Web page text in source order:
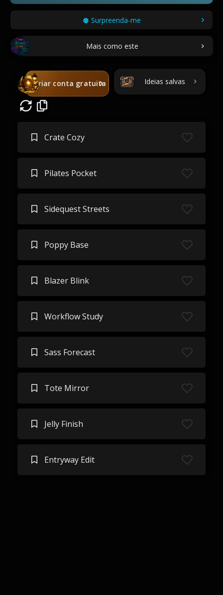
Surpreenda-me
Mais como este
Criar conta gratuita Ideias salvas
Crate Cozy
Pilates Pocket
Sidequest Streets
Poppy Base
Blazer Blink
Workflow Study
Sass Forecast
Tote Mirror
Jelly Finish
Entryway Edit